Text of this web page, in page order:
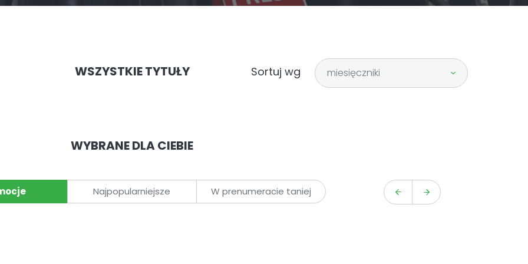
WSZYSTKIE TYTUŁY Sortuj wg miesięczniki
WYBRANE DLA CIEBIE
Najpopularniejsze W prenumeracie taniej